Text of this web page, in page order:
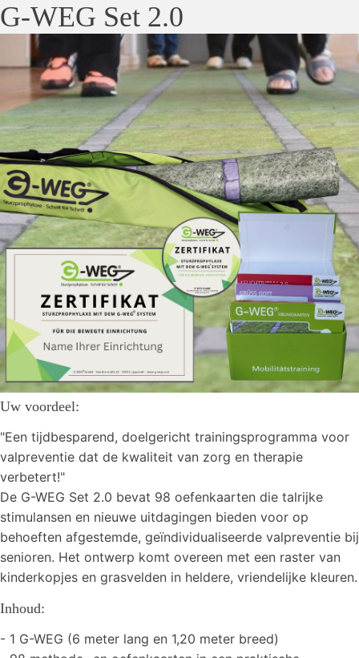
G-WEG Set 2.0
Uw voordeel:
"Een tijdbesparend, doelgericht trainingsprogramma voor
valpreventie dat de kwaliteit van zorg en therapie
verbetert!"
De G-WEG Set 2.0 bevat 98 oefenkaarten die talrijke
stimulansen en nieuwe uitdagingen bieden voor op
behoeften afgestemde, geïndividualiseerde valpreventie bij
senioren. Het ontwerp komt overeen met een raster van
kinderkopjes en grasvelden in heldere, vriendelijke kleuren.
Inhoud:
- 1 G-WEG (6 meter lang en 1,20 meter breed)